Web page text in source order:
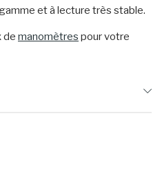
et à lecture très stable.
de manomètres pour votre